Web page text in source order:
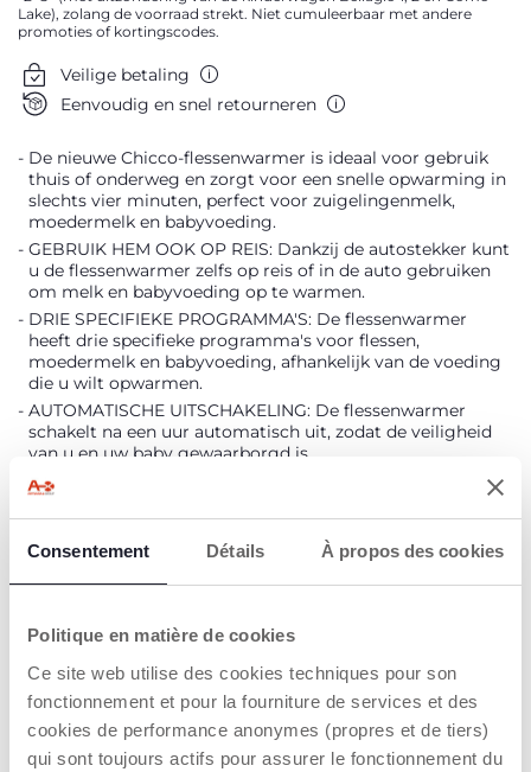
Consentement Détails À propos des cookies
Politique en matière de cookies
Ce site web utilise des cookies techniques pour son
fonctionnement et pour la fourniture de services et des
cookies de performance anonymes (propres et de tiers)
qui sont toujours actifs pour assurer le fonctionnement du
Lake), zolang de voorraad strekt. Niet cumuleerbaar met andere
promoties of kortingscodes.
Veilige betaling
Eenvoudig en snel retourneren
De nieuwe Chicco-flessenwarmer is ideaal voor gebruik
thuis of onderweg en zorgt voor een snelle opwarming in
slechts vier minuten, perfect voor zuigelingenmelk,
moedermelk en babyvoeding.
GEBRUIK HEM OOK OP REIS: Dankzij de autostekker kunt
u de flessenwarmer zelfs op reis of in de auto gebruiken
om melk en babyvoeding op te warmen.
DRIE SPECIFIEKE PROGRAMMA'S: De flessenwarmer
heeft drie specifieke programma's voor flessen,
moedermelk en babyvoeding, afhankelijk van de voeding
die u wilt opwarmen.
AUTOMATISCHE UITSCHAKELING: De flessenwarmer
schakelt na een uur automatisch uit, zodat de veiligheid
van u en uw baby gewaarborgd is.
WARM HOUDEN: De flessenwarmer houdt melk en
babyvoeding tot een uur lang warm.
kleine bekers gemakkelijk te kunnen pakken en zo het
PRODUCT DETAILS
WAARSCHUWINGEN EN INSTRUCTIES